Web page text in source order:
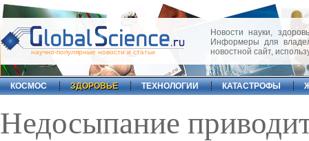
научно-популярные новости и статьи
Новости науки,
Информеры для
новостной сайт,
КОСМОС ЗДОРОВЬЕ ТЕХНОЛОГИИ КАТАСТРОФЫ
Недосыпание